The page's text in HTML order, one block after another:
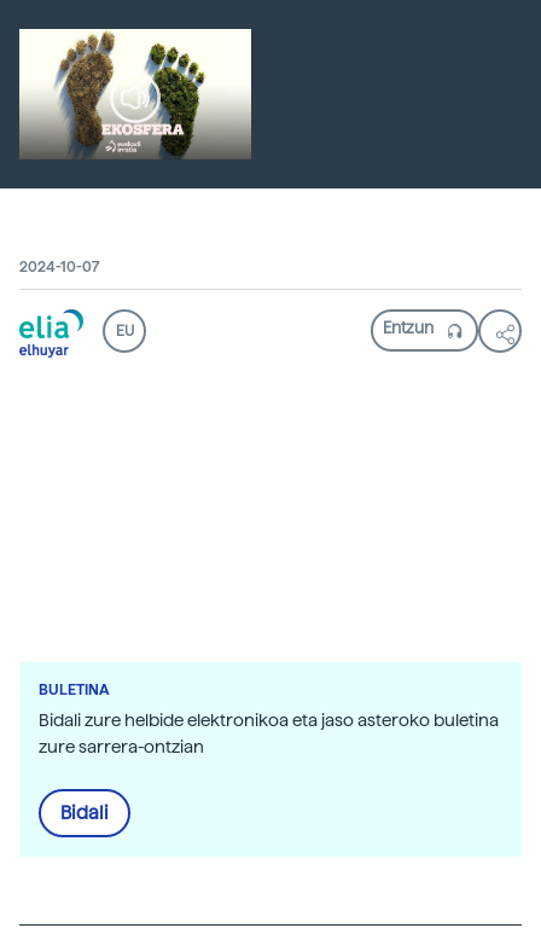
2024-10-07
EU
BULETINA
Bidali zure helbide elektronikoa eta jaso asteroko buletina
zure sarrera-ontzian
Bidali